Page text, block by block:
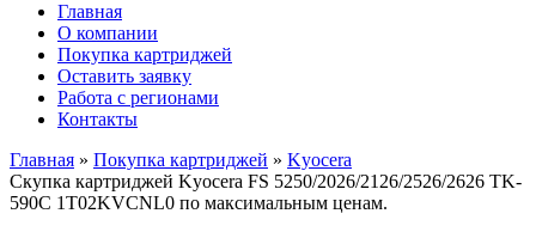
Главная
О компании
Покупка картриджей
Оставить заявку
Работа с регионами
Контакты
Главная » Покупка картриджей » Kyocera
Скупка картриджей Kyocera FS 5250/2026/2126/2526/2626 TK-
590C 1T02KVCNL0 по максимальным ценам.